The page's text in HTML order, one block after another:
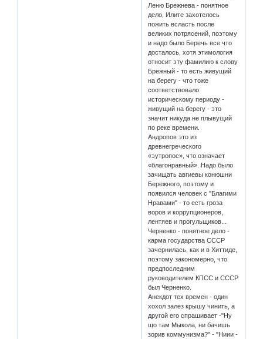
Леню Брежнева - понятное
дело, Илите захотелось
пожить всласть после
великих потрясений, поэтому
и надо было Беречь все что
досталось, хотя этимология
относит эту фамилию к слову
Брежный - то есть живущий
на берегу - что тоже
соответствовало
историческому периоду -
живущий на берегу - это
значит никуда не плывущий
по реке времени.
Андропов это из
древнегреческого
«эутропос», что означает
«благонравный». Надо было
зачищать авгиевы конюшни
Бережного, поэтому и
появился человек с "Благими
Нравами" - то есть гроза
воров и коррупционеров,
лентяев и прогульщиков...
Черненко - понятное дело -
карма государства СССР
зачернилась, как и в Хиттиде,
поэтому закономерно, что
предпоследним
руководителем КПСС и СССР
был Черненко.
Анекдот тех времен - один
хохол залез крышу чинить, а
другой его спрашивает -"Ну
що там Мыкола, ни бачишь
зорив коммунизма?" - "Ниии -